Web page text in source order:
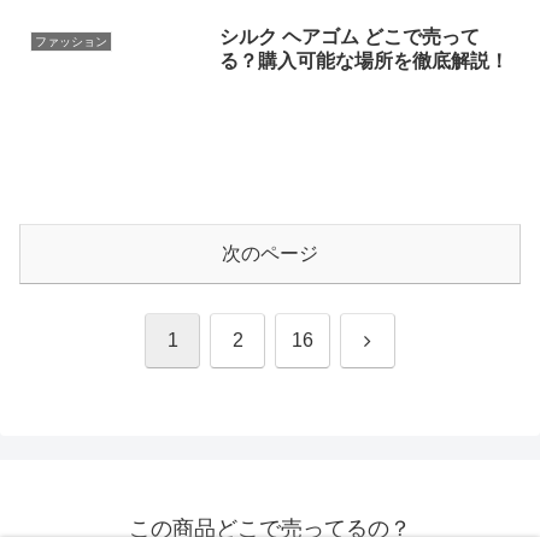
ファッション
シルク ヘアゴム どこで売って
る？購入可能な場所を徹底解説！
次のページ
1 2 16 次
この商品どこで売ってるの？